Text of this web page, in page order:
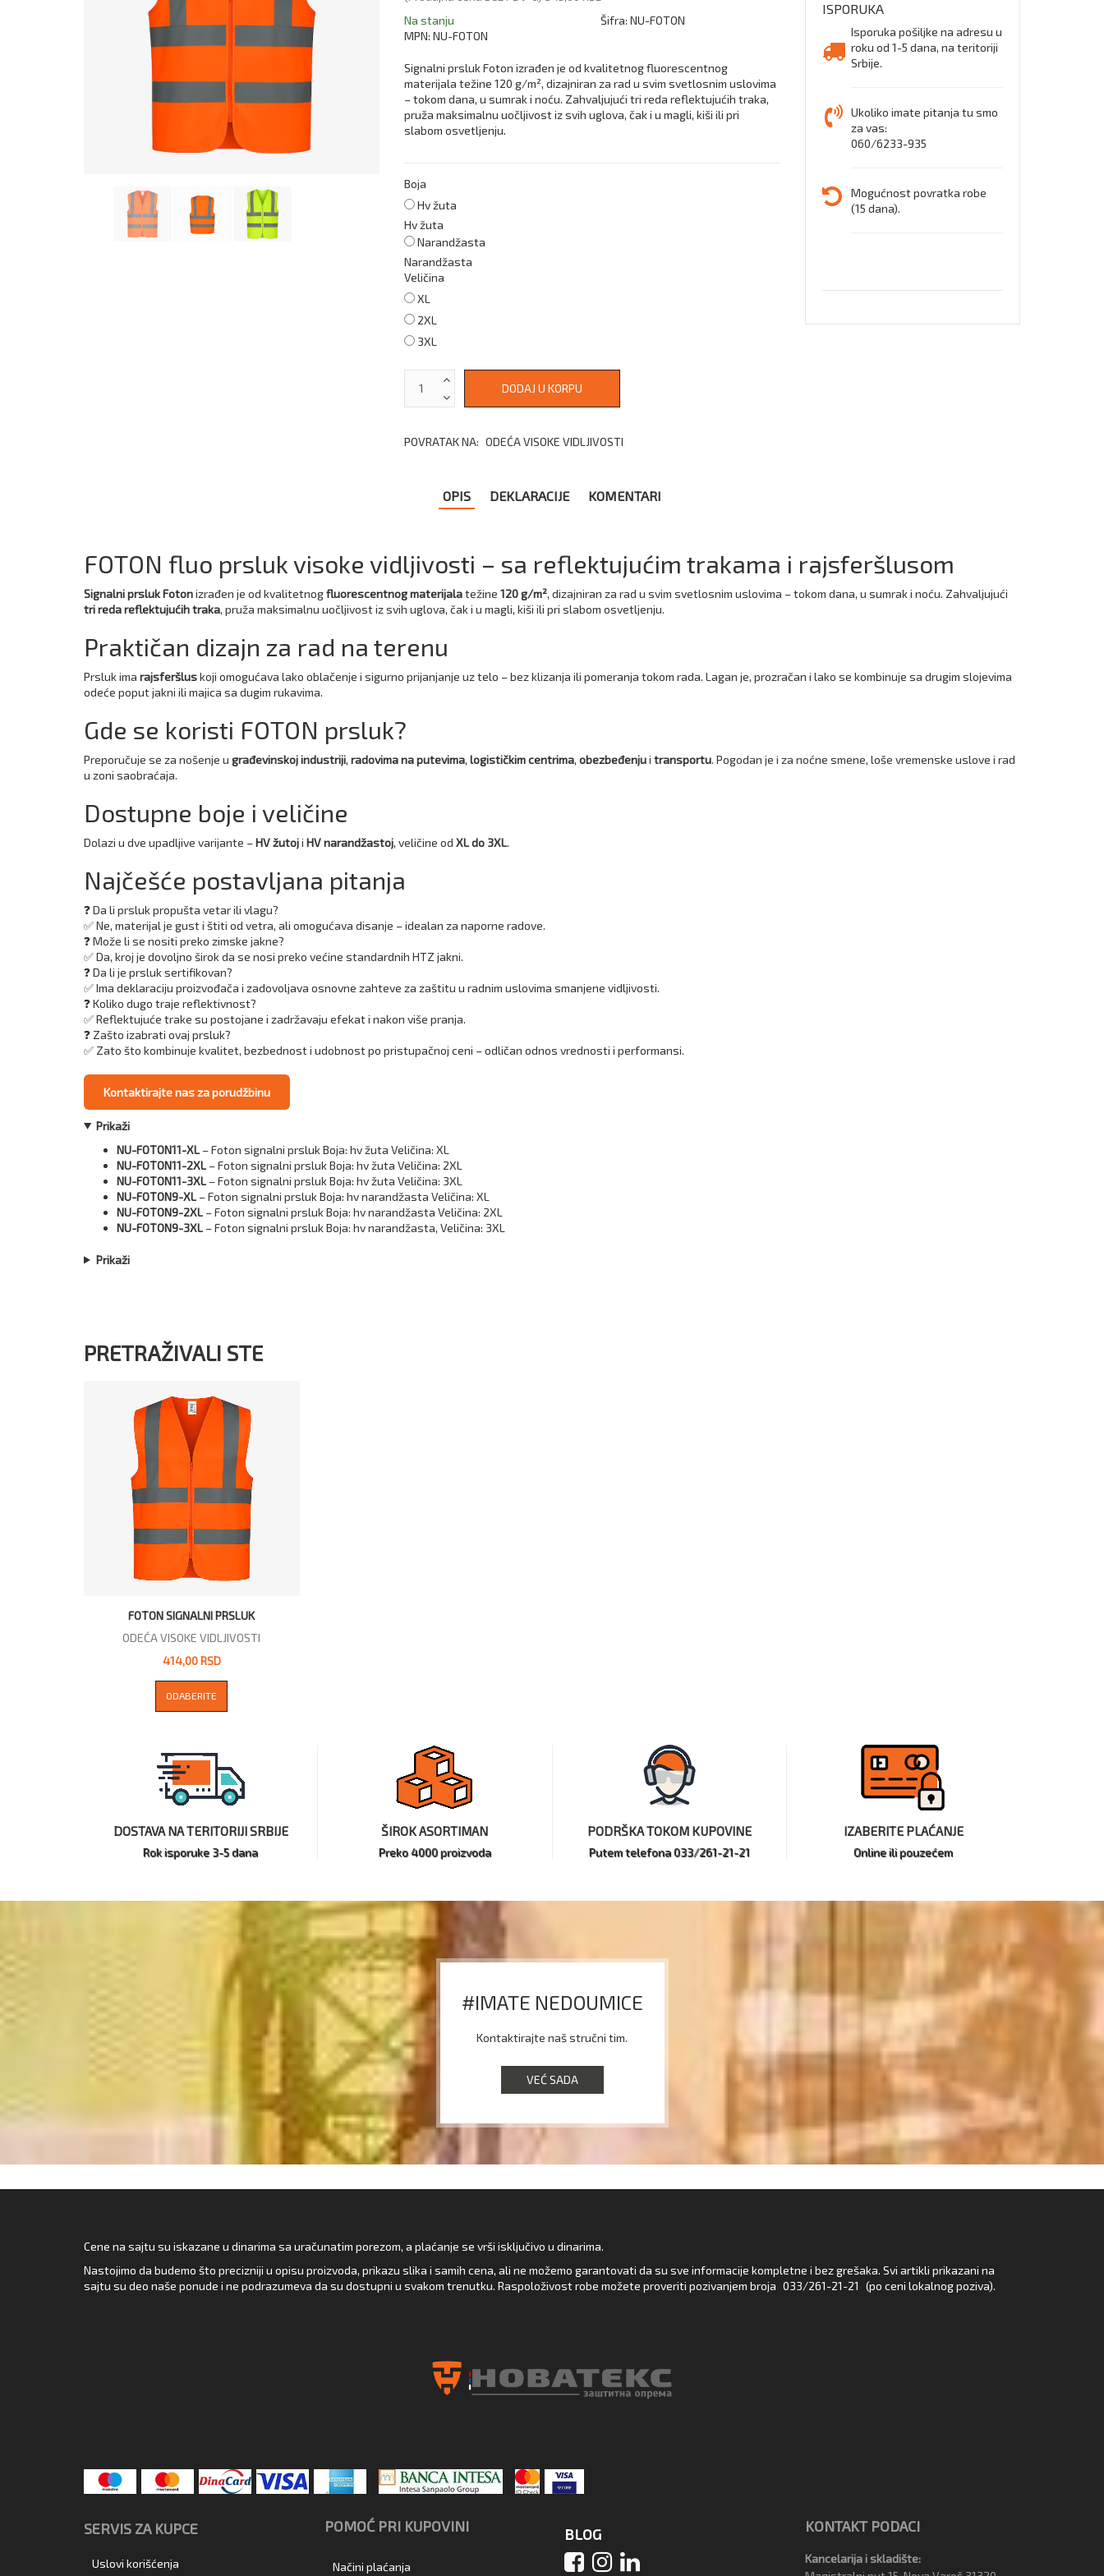
Na stanju
Šifra: NU-FOTON
MPN: NU-FOTON
Signalni prsluk Foton izrađen je od kvalitetnog fluorescentnog
materijala težine 120 g/m², dizajniran za rad u svim svetlosnim uslovima
– tokom dana, u sumrak i noću. Zahvaljujući tri reda reflektujućih traka,
pruža maksimalnu uočljivost iz svih uglova, čak i u magli, kiši ili pri
slabom osvetljenju.
Boja
Hv žuta
Hv žuta
Narandžasta
Narandžasta
Veličina
XL
2XL
3XL
POVRATAK NA: ODEĆA VISOKE VIDLJIVOSTI
ISPORUKA
Isporuka pošiljke na adresu u
roku od 1-5 dana, na teritoriji
Srbije.
Ukoliko imate pitanja tu smo
za vas:
060/6233-935
Mogućnost povratka robe
(15 dana).
OPIS DEKLARACIJE KOMENTARI
FOTON fluo prsluk visoke vidljivosti – sa reflektujućim trakama i rajsferšlusom
Signalni prsluk Fotonizrađen je od kvalitetnogfluorescentnog materijalatežine 120 g/m², dizajniran za rad u svim svetlosnim uslovima – tokom dana, u sumrak i noću. Zahvaljujući
tri reda reflektujućih traka, pruža maksimalnu uočljivost iz svih uglova, čak i u magli, kiši ili pri slabom osvetljenju.
Praktičan dizajn za rad na terenu
Prsluk ima rajsferšluskoji omogućava lako oblačenje i sigurno prijanjanje uz telo – bez klizanja ili pomeranja tokom rada. Lagan je, prozračan i lako se kombinuje sa drugim slojevima
odeće poput jakni ili majica sa dugim rukavima.
Gde se koristi FOTON prsluk?
Preporučuje se za nošenje u građevinskoj industriji, radovima na putevima, logističkim centrima, obezbeđenjui transportu. Pogodan je i za noćne smene, loše vremenske uslove i rad
u zoni saobraćaja.
Dostupne boje i veličine
Dolazi u dve upadljive varijante –HV žutoji HV narandžastoj, veličine od XL do 3XL.
Najčešće postavljana pitanja
❓ Da li prsluk propušta vetar ili vlagu?
✅ Ne, materijal je gust i štiti od vetra, ali omogućava disanje – idealan za naporne radove.
❓ Može li se nositi preko zimske jakne?
✅ Da, kroj je dovoljno širok da se nosi preko većine standardnih HTZ jakni.
❓ Da li je prsluk sertifikovan?
✅ Ima deklaraciju proizvođača i zadovoljava osnovne zahteve za zaštitu u radnim uslovima smanjene vidljivosti.
❓ Koliko dugo traje reflektivnost?
✅ Reflektujuće trake su postojane i zadržavaju efekat i nakon više pranja.
❓ Zašto izabrati ovaj prsluk?
✅ Zato što kombinuje kvalitet, bezbednost i udobnost po pristupačnoj ceni – odličan odnos vrednosti i performansi.
Kontaktirajte nas za porudžbinu
Prikaži
NU-FOTON11-XL – Foton signalni prsluk Boja: hv žuta Veličina: XL
NU-FOTON11-2XL – Foton signalni prsluk Boja: hv žuta Veličina: 2XL
NU-FOTON11-3XL – Foton signalni prsluk Boja: hv žuta Veličina: 3XL
NU-FOTON9-XL – Foton signalni prsluk Boja: hv narandžasta Veličina: XL
NU-FOTON9-2XL – Foton signalni prsluk Boja: hv narandžasta Veličina: 2XL
NU-FOTON9-3XL – Foton signalni prsluk Boja: hv narandžasta, Veličina: 3XL
Prikaži
PRETRAŽIVALI STE
FOTON SIGNALNI PRSLUK
ODEĆA VISOKE VIDLJIVOSTI
414,00 RSD
ODABERITE
DOSTAVA NA TERITORIJI SRBIJE
Rok isporuke 3-5 dana
ŠIROK ASORTIMAN
Preko 4000 proizvoda
PODRŠKA TOKOM KUPOVINE
Putem telefona 033/261-21-21
IZABERITE PLAĆANJE
Online ili pouzećem
#IMATE NEDOUMICE
Kontaktirajte naš stručni tim.
VEĆ SADA
Cene na sajtu su iskazane u dinarima sa uračunatim porezom, a plaćanje se vrši isključivo u dinarima.
Nastojimo da budemo što precizniji u opisu proizvoda, prikazu slika i samih cena, ali ne možemo garantovati da su sve informacije kompletne i bez grešaka. Svi artikli prikazani na
sajtu su deo naše ponude i ne podrazumeva da su dostupni u svakom trenutku. Raspoloživost robe možete proveriti pozivanjem broja 033/261-21-21 (po ceni lokalnog poziva).
SERVIS ZA KUPCE
Uslovi korišćenja
POMOĆ PRI KUPOVINI
Načini plaćanja
BLOG KONTAKT PODACI
Kancelarija i skladište: